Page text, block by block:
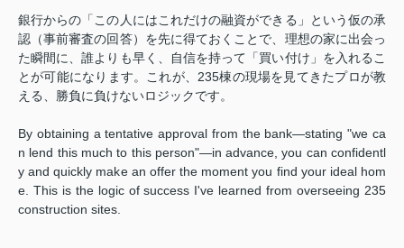
銀行からの「この人にはこれだけの融資ができる」という仮の承
認（事前審査の回答）を先に得ておくことで、理想の家に出会っ
た瞬間に、誰よりも早く、自信を持って「買い付け」を入れるこ
とが可能になります。これが、235棟の現場を見てきたプロが教
える、勝負に負けないロジックです。
By obtaining a tentative approval from the bank—stating "we ca
n lend this much to this person"—in advance, you can confidentl
y and quickly make an offer the moment you find your ideal hom
e. This is the logic of success I've learned from overseeing 235
construction sites.